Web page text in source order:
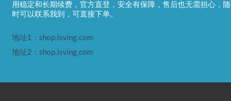
用稳定和长期续费，官方直登，安全有保障，售后也无需担心，随
时可以联系我到，可直接下单。
地址1：shop.isving.com
地址2：shop.isving.com